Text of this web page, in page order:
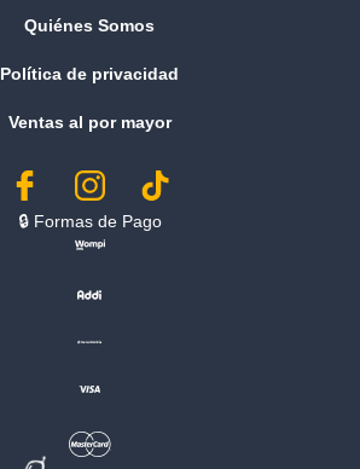
Quiénes Somos
Política de privacidad
Ventas al por mayor
🔒︎ Formas de Pago